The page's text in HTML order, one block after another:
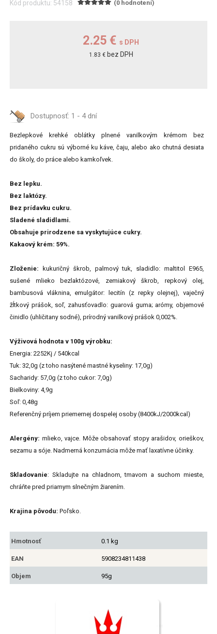
Kód produktu: 54158 (0 hodnotení)
2.25 € s DPH
1.83 € bez DPH
Dostupnosť: 1 - 4 dní
Bezlepkové krehké oblátky plnené vanilkovým krémom bez
pridaného cukru sú výborné ku káve, čaju, alebo ako chutná desiata
do školy, do práce alebo kamkoľvek.
Bez lepku.
Bez laktózy.
Bez prídavku cukru.
Sladené sladidlami.
Obsahuje prirodzene sa vyskytujúce cukry.
Kakaový krém: 59%.
Zloženie: kukuričný škrob, palmový tuk, sladidlo: maltitol E965,
sušené mlieko bezlaktózové, zemiakový škrob, repkový olej,
bambusová vláknina, emulgátor: lecitín (z repky olejnej), vaječný
žĺtkový prášok, soľ, zahusťovadlo: guarová guma; arómy, objemové
činidlo (uhličitany sodné), prírodný vanilkový prášok 0,002%.
Výživová hodnota v 100g výrobku:
Energia: 2252Kj / 540kcal
Tuk: 32,0g (z toho nasýtené mastné kyseliny: 17,0g)
Sacharidy: 57,0g (z toho cukor: 7,0g)
Bielkoviny: 4,9g
Soľ: 0,48g
Referenčný príjem priemernej dospelej osoby (8400kJ/2000kcal)
Alergény: mlieko, vajce. Môže obsahovať stopy arašidov, orieškov,
sezamu a sóje. Nadmerná konzumácia môže mať laxatívne účinky.
Skladovanie: Skladujte na chladnom, tmavom a suchom mieste,
chráňte pred priamym slnečným žiarením.
Krajina pôvodu: Poľsko.
Hmotnosť 0.1 kg
EAN 5908234811438
Objem 95g